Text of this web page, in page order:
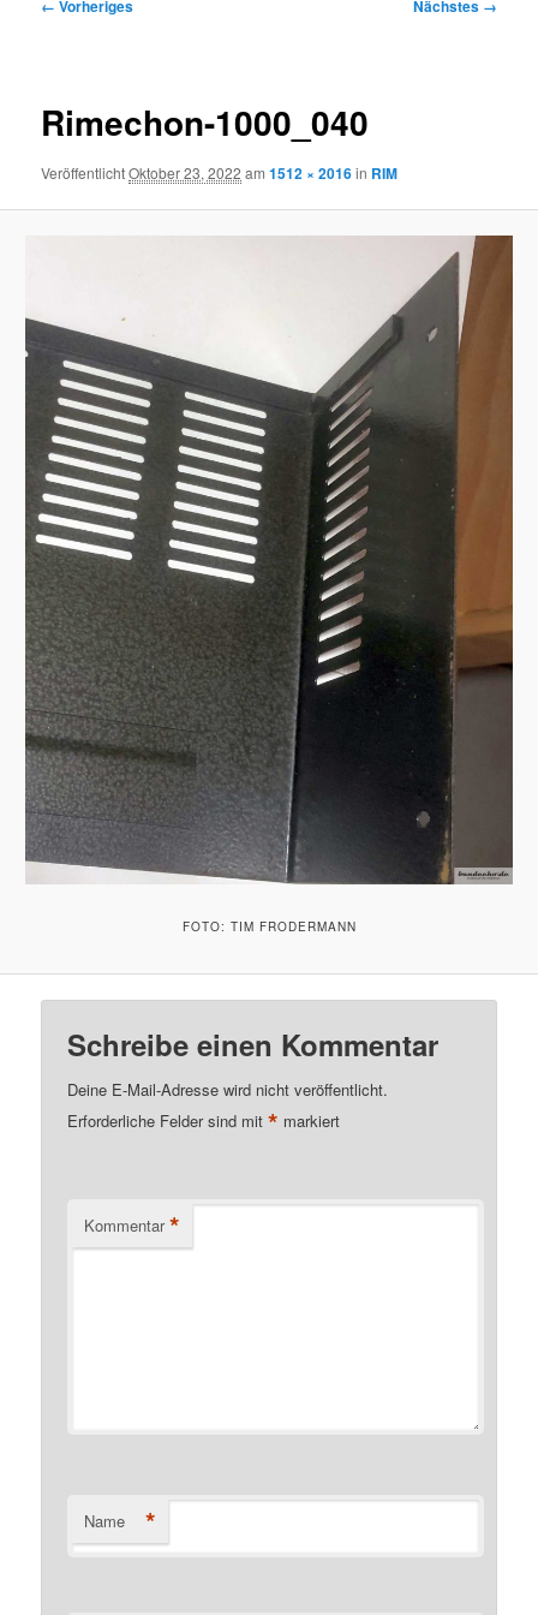
← Vorheriges Nächstes →
Rimechon-1000_040
VeröffentlichtOktober 23, 2022 am1512 × 2016in RIM
FOTO: TIM FRODERMANN
Schreibe einen Kommentar
Deine E-Mail-Adresse wird nicht veröffentlicht.
Erforderliche Felder sind mit* markiert
Kommentar *
Name *